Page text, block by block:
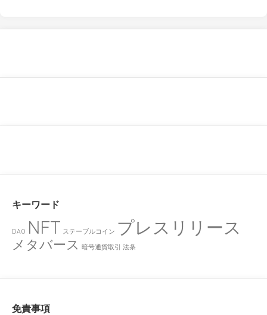
キーワード
DAO NFT ステーブルコイン プレスリリース
メタバース 暗号通貨取引 法条
免責事項